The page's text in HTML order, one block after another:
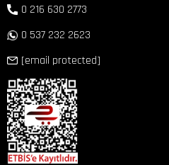
0 216 630 2773
0 537 232 2623
[email protected]